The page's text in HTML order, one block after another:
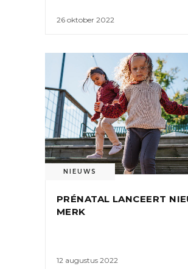
26 oktober 2022
NIEUWS
PRÉNATAL LANCEERT
MERK
12 augustus 2022